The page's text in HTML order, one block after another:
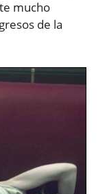
mucho
de la